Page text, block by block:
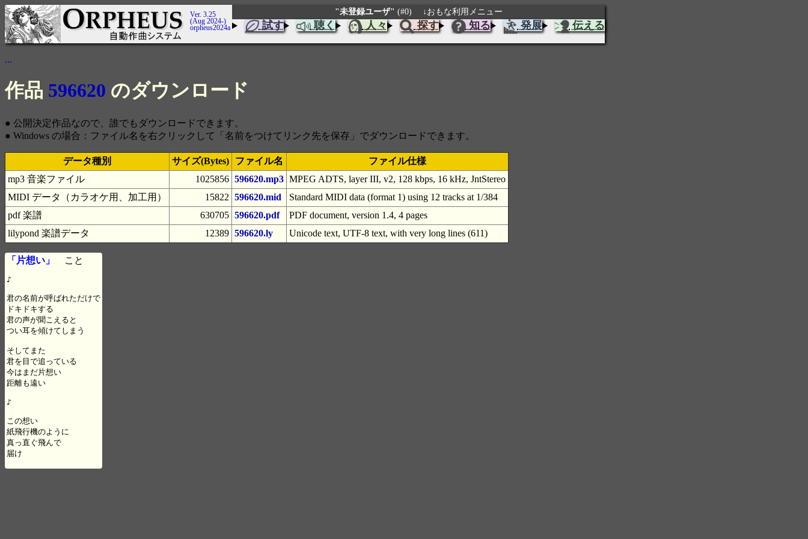
Ver. 3.25
(Aug 2024-)
orpheus2024a
"未登録ユーザ" (#0) ↓おもな利用メニュー
試す 聴く 人々 探す 知る 発展 伝える
...
作品 596620 のダウンロード
● 公開決定作品なので、誰でもダウンロードできます。
● Windows の場合：ファイル名を右クリックして「名前をつけてリンク先を保存」でダウンロードできます。
データ種別 サイズ(Bytes) ファイル名
ファイル仕様
mp3 音楽ファイル
1025856 596620.mp3 MPEG ADTS, layer III, v2, 128 kbps, 16 kHz, JntStereo
MIDI データ（カラオケ用、加工用）
15822 596620.mid
Standard MIDI data (format 1) using 12 tracks at 1/384
pdf 楽譜
630705 596620.pdf
PDF document, version 1.4, 4 pages
lilypond 楽譜データ
12389 596620.ly Unicode text, UTF-8 text, with very long lines (611)
「片想い」 こと
♪
君の名前が呼ばれただけで
ドキドキする
君の声が聞こえると
つい耳を傾けてしまう
そしてまた
君を目で追っている
今はまだ片想い
距離も遠い
♪
この想い
紙飛行機のように
真っ直ぐ飛んで
届け